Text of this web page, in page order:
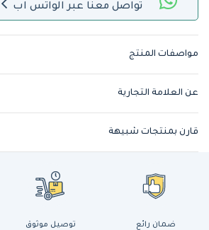
تواصل معنا عبر الواتس اب
مواصفات المنتج
عن العلامة التجارية
قارن بمنتجات شبيهة
ضمان رائع توصيل موثوق